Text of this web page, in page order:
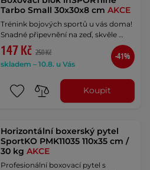
Tarbo Small 30x30x8 cmAKCE
Trénink bojových sportů u vás doma!
Snadné připevnění na zeď, skvěle …
147 Kč 250 Kč
skladem – 10.8. u Vás
-41%
Koupit
Horizontální boxerský pytel
SportKO PMK11035 110x35 cm /
30 kgAKCE
Profesionální boxovací pytel s